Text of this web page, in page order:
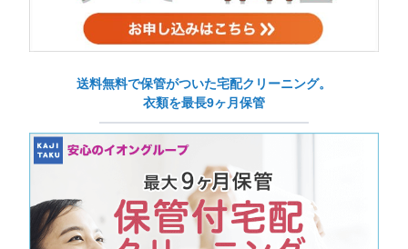
送料無料で保管がついた宅配クリーニング。
衣類を最長9ヶ月保管